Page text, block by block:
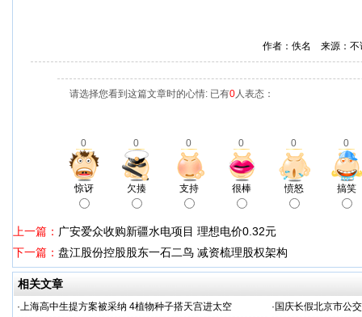
作者：佚名 来源：
请选择您看到这篇文章时的心情: 已有0人表态：
0 0 0 0 0 0
惊讶 欠揍 支持 很棒 愤怒 搞笑
上一篇： 广安爱众收购新疆水电项目 理想电价0.32元
下一篇： 盘江股份控股股东一石二鸟 减资梳理股权架构
相关文章
·上海高中生提方案被采纳 4植物种子搭天宫进太空 · 国庆长假北京市公